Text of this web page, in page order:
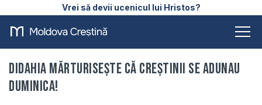
Vrei să devii ucenicul lui Hristos?
DIDAHIA mărturiseşte că creştinii se adunau
Duminica!